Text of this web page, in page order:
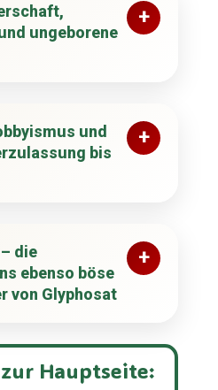
ungeborene
+
und
bis
+
die
ebenso böse
von Glyphosat
+
Hauptseite: